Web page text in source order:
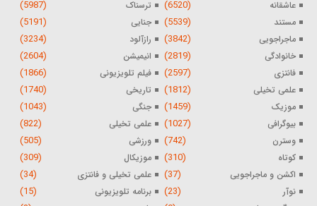
عاشقانه (6520) ترسناک (5987)
مستند (5539) جنایی (5191)
ماجراجویی (3842) رازآلود (3234)
خانوادگی (2819) انیمیشن (2604)
فانتزی (2597) فیلم تلویزیونی (1866)
علمی تخیلی (1812) تاریخی (1740)
موزیک (1459) جنگی (1043)
بیوگرافی (1027) علمی تخیلی (822)
وسترن (742) ورزشی (505)
کوتاه (310) موزیکال (309)
اکشن و ماجراجویی (37) علمی تخیلی و فانتزی (34)
نوآر (23) برنامه تلویزیونی (15)